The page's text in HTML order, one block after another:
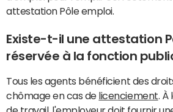
attestation Pôle emploi.
Existe-t-il une attestation
réservée à la fonction
Tous les agents bénéficient des
chômage en cas de licenciement .
de travail, l'employeur doit fournir